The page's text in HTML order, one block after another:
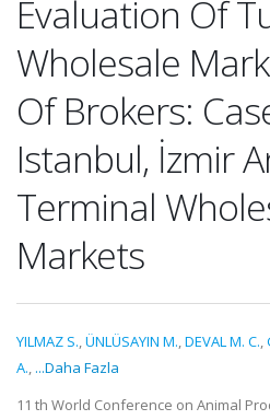
Evaluation Of
Wholesale
Of Brokers:
Istanbul, İzmir
Terminal
Markets
YILMAZ S.,ÜNLÜSAYIN M.,DEVAL M. C.,
A., ...Daha Fazla
11 th World Conference on Animal